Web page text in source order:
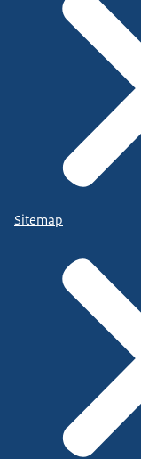
Sitemap